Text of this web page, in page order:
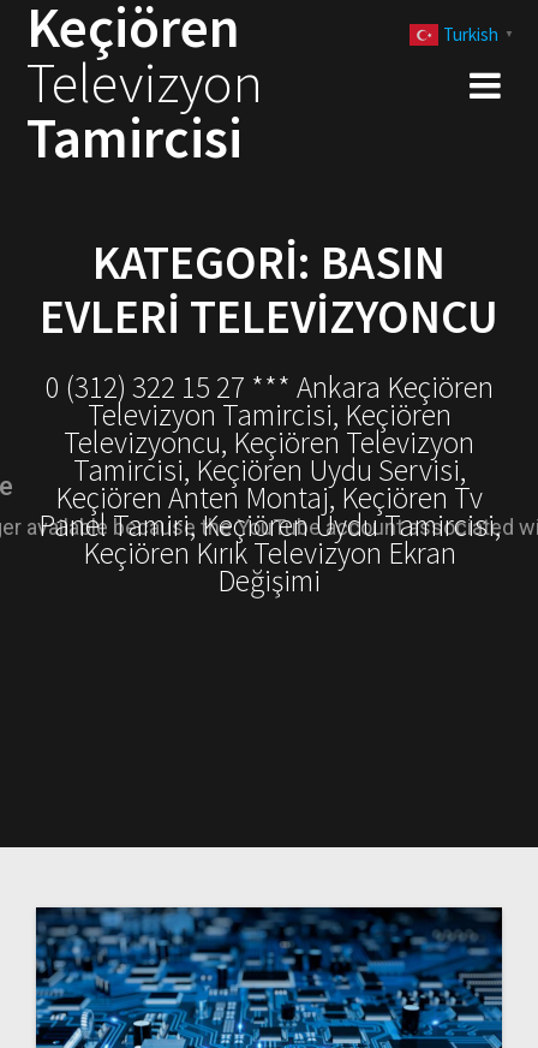
Keçiören
Televizyon
Tamircisi
KATEGORI: BASIN
EVLERI TELEVIZYONCU
0 (312) 322 15 27 *** Ankara Keçiören
Televizyon Tamircisi, Keçiören
Televizyoncu, Keçiören Televizyon
Tamircisi, Keçiören Uydu Servisi,
Keçiören Anten Montaj, Keçiören Tv
Panel Tamiri, Keçiören Uydu Tamircisi,
Keçiören Kırık Televizyon Ekran
Değişimi
Turkish ▼